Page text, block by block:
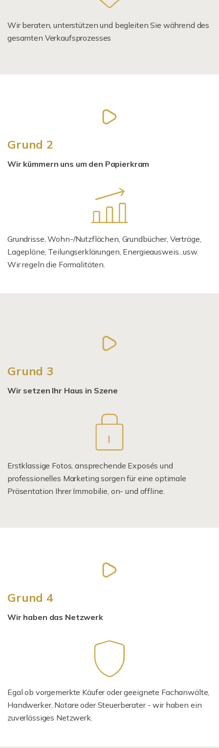
Wir beraten, unterstützen und begleiten Sie während des
gesamten Verkaufsprozesses
Grund 2
Wir kümmern uns um den Papierkram
Grundrisse, Wohn-/Nutzflächen, Grundbücher, Verträge,
Lagepläne, Teilungserklärungen, Energieausweis...usw.
Wir regeln die Formalitäten.
Grund 3
Wir setzen Ihr Haus in Szene
Erstklassige Fotos, ansprechende Exposés und
professionelles Marketing sorgen für eine optimale
Präsentation Ihrer Immobilie, on- und offline.
Grund 4
Wir haben das Netzwerk
Egal ob vorgemerkte Käufer oder geeignete Fachanwälte,
Handwerker, Notare oder Steuerberater - wir haben ein
zuverlässiges Netzwerk.